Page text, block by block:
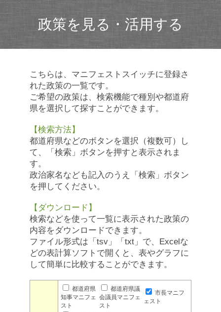
政策を見る・活用する
こちらは、マニフェストスイッチに登録さ
れた政策の一覧です。
ご希望の政策は、検索機能で種別や都道府
県を選択して探すことができます。
【検索方法】
都道府県などのボタンを選択（複数可）し
て、「検索」ボタンを押すと表示されま
す。
政治家名なども記入のうえ「検索」ボタン
を押してください。
【ダウンロード】
検索などを使って一覧に表示された政策の
内容をダウンロードできます。
ファイル形式は「tsv」「txt」で、Excelな
どの表計算ソフトで開くと、表やグラフに
して簡単に比較することができます。
都道府県
知事マニフェ
スト
都道府県議
会議員マニフェ
スト
市長マニフ
ェスト